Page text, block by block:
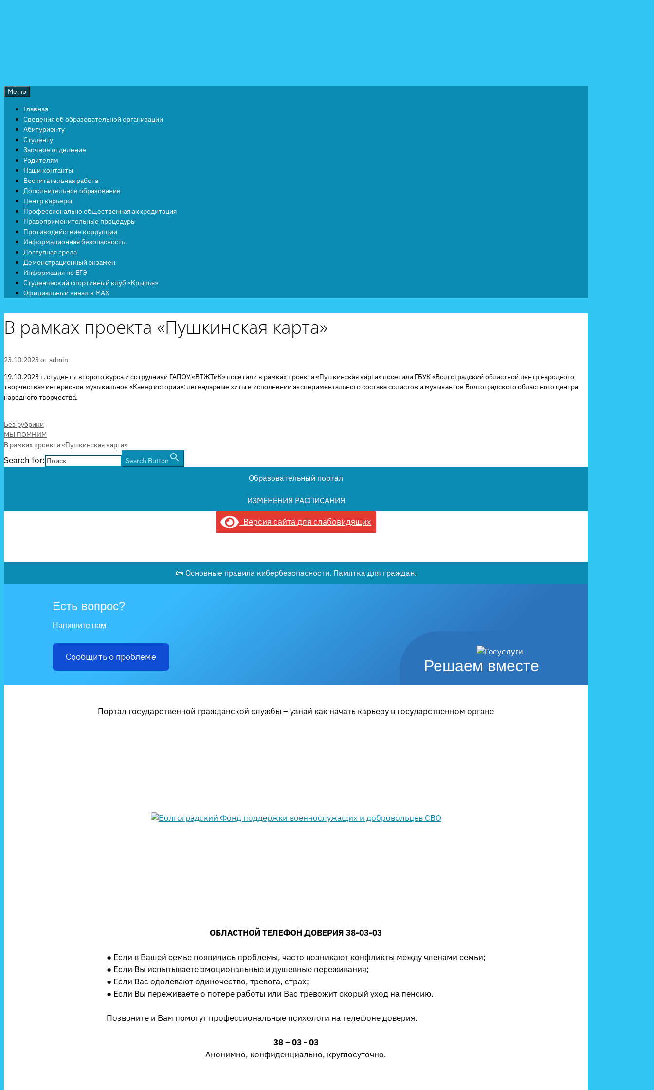
Меню
Главная
Сведения об образовательной организации
Абитуриенту
Студенту
Заочное отделение
Родителям
Наши контакты
Воспитательная работа
Дополнительное образование
Центр карьеры
Профессионально общественная аккредитация
Правоприменительные процедуры
Противодействие коррупции
Информационная безопасность
Доступная среда
Демонстрационный экзамен
Информация по ЕГЭ
Студенческий спортивный клуб «Крылья»
Официальный канал в MAX
В рамках проекта «Пушкинская карта»
23.10.2023 отadmin
19.10.2023 г. студенты второго курса и сотрудники ГАПОУ «ВТЖТиК» посетили в рамках проекта «Пушкинская карта» посетили ГБУК «Волгоградский областной центр народного
творчества» интересное музыкальное «Кавер истории»: легендарные хиты в исполнении экспериментального состава солистов и музыкантов Волгоградского областного центра
народного творчества.
Рубрики
Без рубрики
МЫ ПОМНИМ
В рамках проекта «Пушкинская карта»
Search for: Search Button
Образовательный портал
ИЗМЕНЕНИЯ РАСПИСАНИЯ
Версия сайта для слабовидящих
📜 Основные правила кибербезопасности. Памятка для граждан.
Решаем вместе
Есть вопрос?
Напишите нам
Сообщить о проблеме
Портал государственной гражданской службы – узнай как начать карьеру в государственном органе
ОБЛАСТНОЙ ТЕЛЕФОН ДОВЕРИЯ 38-03-03
● Если в Вашей семье появились проблемы, часто возникают конфликты между членами семьи;
● Если Вы испытываете эмоциональные и душевные переживания;
● Если Вас одолевают одиночество, тревога, страх;
● Если Вы переживаете о потере работы или Вас тревожит скорый уход на пенсию.
Позвоните и Вам помогут профессиональные психологи на телефоне доверия.
38 – 03 - 03
Анонимно, конфиденциально, круглосуточно.